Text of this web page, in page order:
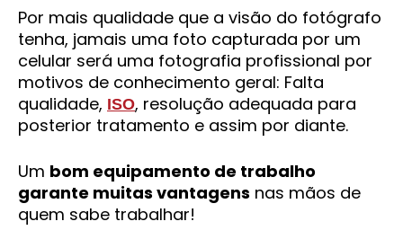
Por mais qualidade que a visão do fotógrafo
tenha, jamais uma foto capturada por um
celular será uma fotografia profissional por
motivos de conhecimento geral: Falta
qualidade, ISO, resolução adequada para
posterior tratamento e assim por diante.
Um bom equipamento de trabalho
garante muitas vantagens nas mãos de
quem sabe trabalhar!